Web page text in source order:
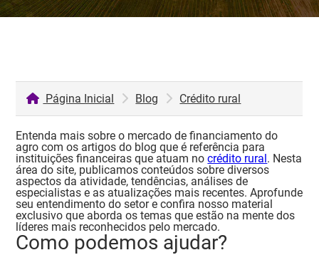
Página Inicial Blog Crédito rural
Entenda mais sobre o mercado de financiamento do
agro com os artigos do blog que é referência para
instituições financeiras que atuam nocrédito rural. Nesta
área do site, publicamos conteúdos sobre diversos
aspectos da atividade, tendências, análises de
especialistas e as atualizações mais recentes.Aprofunde
seu entendimento do setor e confira nosso material
exclusivo que aborda os temas que estão na mente dos
líderes mais reconhecidos pelo mercado.
Como podemos ajudar?